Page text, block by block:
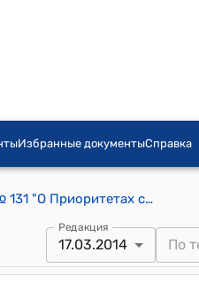
Избранные документыСправка
Постановление Правительства КР от 17 марта 2014 года № 131 "О Приоритетах сохранения биологического разнообразия Кыргызской Республики на период до 2024 года и Плане действий по реализации Приоритетов сохранения биологического разнообразия Кыргызской Республики на 2014-2020 годы"
Редакция
17.03.2014